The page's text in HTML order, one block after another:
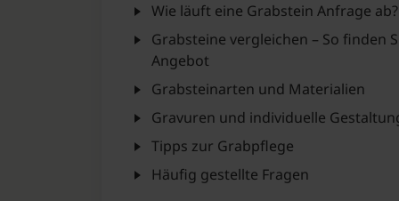
Wie läuft eine Grabstein Anfrage ab?
Grabsteine vergleichen – So finden
Angebot
Grabsteinarten und Materialien
Gravuren und individuelle
Tipps zur Grabpflege
Häufig gestellte Fragen